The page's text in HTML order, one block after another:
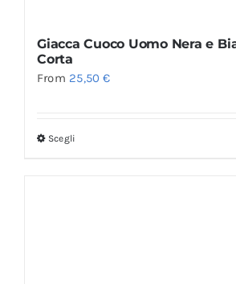
Giacca Cuoco Uomo Nera e
Corta
From 25,50€
Scegli